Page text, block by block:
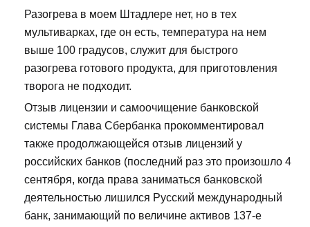
Разогрева в моем Штадлере нет, но в тех
мультиварках, где он есть, температура на нем
выше 100 градусов, служит для быстрого
разогрева готового продукта, для приготовления
творога не подходит.
Отзыв лицензии и самоочищение банковской
системы Глава Сбербанка прокомментировал
также продолжающейся отзыв лицензий у
российских банков (последний раз это произошло 4
сентября, когда права заниматься банковской
деятельностью лишился Русский международный
банк, занимающий по величине активов 137-е